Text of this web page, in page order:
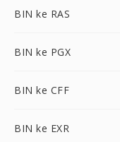
BIN ke RAS
BIN ke PGX
BIN ke CFF
BIN ke EXR